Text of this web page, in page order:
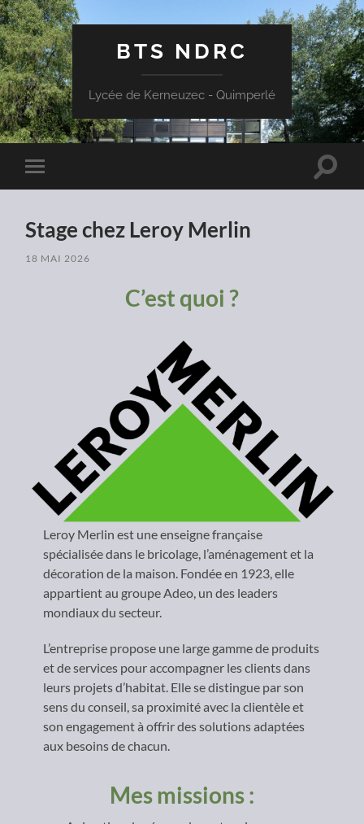
BTS NDRC
Lycée de Kerneuzec - Quimperlé
Toggle
mobile
Toggle
Stage chez Leroy Merlin
18 MAI 2026
C’est quoi ?
Leroy Merlin est une enseigne française
spécialisée dans le bricolage, l’aménagement et la
décoration de la maison. Fondée en 1923, elle
appartient au groupe Adeo, un des leaders
mondiaux du secteur.
L’entreprise propose une large gamme de produits
et de services pour accompagner les clients dans
leurs projets d’habitat. Elle se distingue par son
sens du conseil, sa proximité avec la clientèle et
son engagement à offrir des solutions adaptées
aux besoins de chacun.
Mes missions :